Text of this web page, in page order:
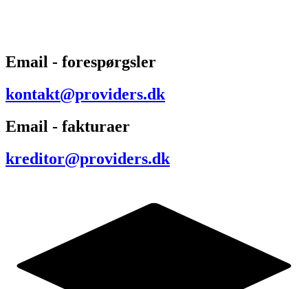
Email - forespørgsler
kontakt@providers.dk
Email - fakturaer
kreditor@providers.dk